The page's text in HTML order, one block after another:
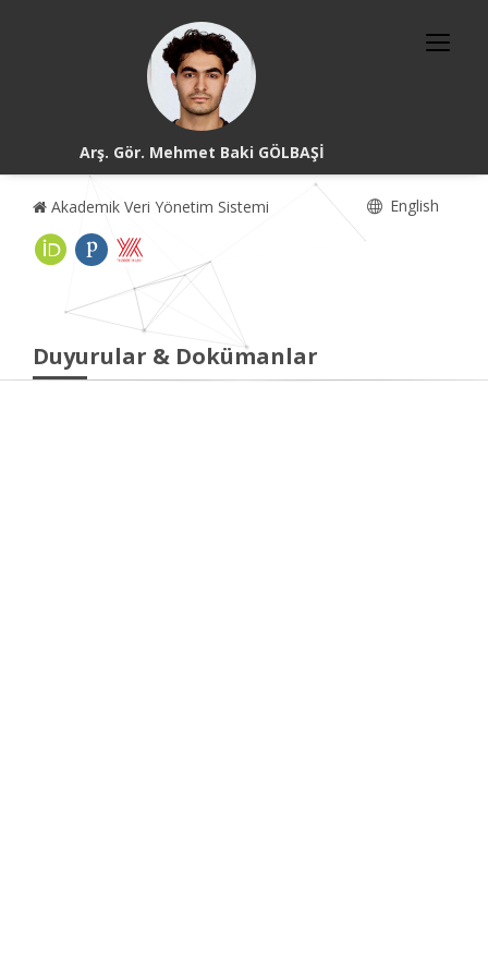
Arş. Gör. Mehmet Baki GÖLBAŞİ
Akademik Veri Yönetim Sistemi English
Duyurular & Dokümanlar